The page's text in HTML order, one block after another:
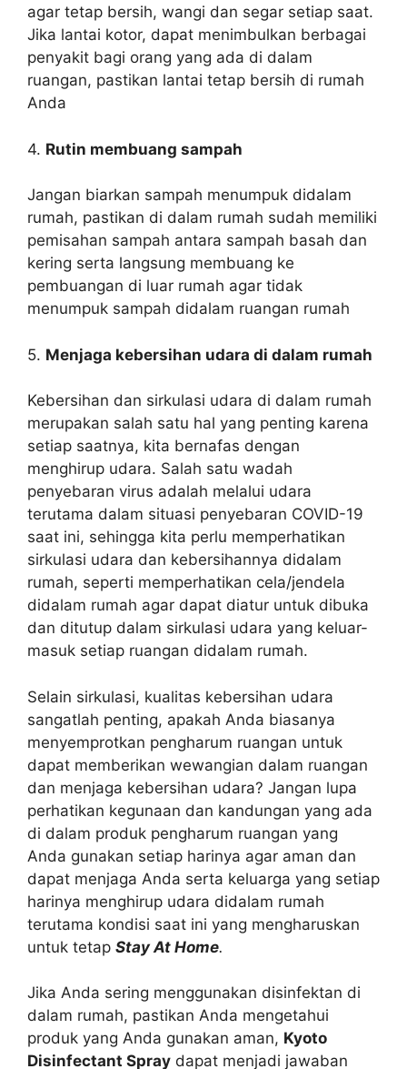
agar tetap bersih, wangi dan segar setiap saat.
Jika lantai kotor, dapat menimbulkan berbagai
penyakit bagi orang yang ada di dalam
ruangan, pastikan lantai tetap bersih di rumah
Anda
4. Rutin membuang sampah
Jangan biarkan sampah menumpuk didalam
rumah, pastikan di dalam rumah sudah memiliki
pemisahan sampah antara sampah basah dan
kering serta langsung membuang ke
pembuangan di luar rumah agar tidak
menumpuk sampah didalam ruangan rumah
5. Menjaga kebersihan udara di dalam rumah
Kebersihan dan sirkulasi udara di dalam rumah
merupakan salah satu hal yang penting karena
setiap saatnya, kita bernafas dengan
menghirup udara. Salah satu wadah
penyebaran virus adalah melalui udara
terutama dalam situasi penyebaran COVID-19
saat ini, sehingga kita perlu memperhatikan
sirkulasi udara dan kebersihannya didalam
rumah, seperti memperhatikan cela/jendela
didalam rumah agar dapat diatur untuk dibuka
dan ditutup dalam sirkulasi udara yang keluar-
masuk setiap ruangan didalam rumah.
Selain sirkulasi, kualitas kebersihan udara
sangatlah penting, apakah Anda biasanya
menyemprotkan pengharum ruangan untuk
dapat memberikan wewangian dalam ruangan
dan menjaga kebersihan udara? Jangan lupa
perhatikan kegunaan dan kandungan yang ada
di dalam produk pengharum ruangan yang
Anda gunakan setiap harinya agar aman dan
dapat menjaga Anda serta keluarga yang setiap
harinya menghirup udara didalam rumah
terutama kondisi saat ini yang mengharuskan
untuk tetap Stay At Home.
Jika Anda sering menggunakan disinfektan di
dalam rumah, pastikan Anda mengetahui
produk yang Anda gunakan aman, Kyoto
Disinfectant Spray dapat menjadi jawaban